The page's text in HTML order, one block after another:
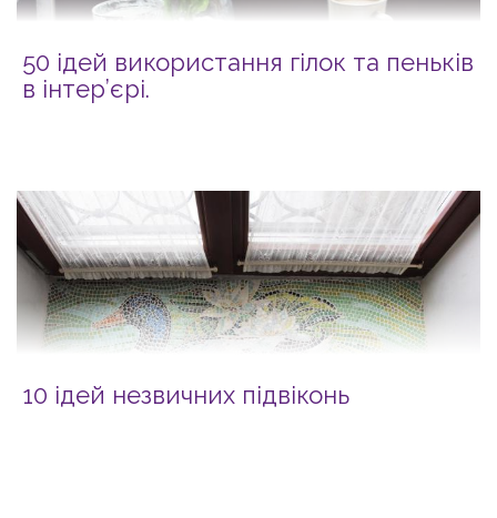
50 ідей використання гілок та пеньків
в інтер’єрі.
10 ідей незвичних підвіконь